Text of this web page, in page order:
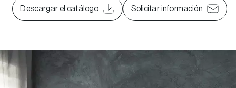
Descargar el catálogo Solicitar información